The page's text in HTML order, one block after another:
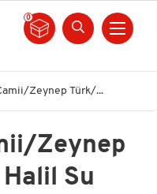
0
Zeynep Türk/...
Zeynep
Su